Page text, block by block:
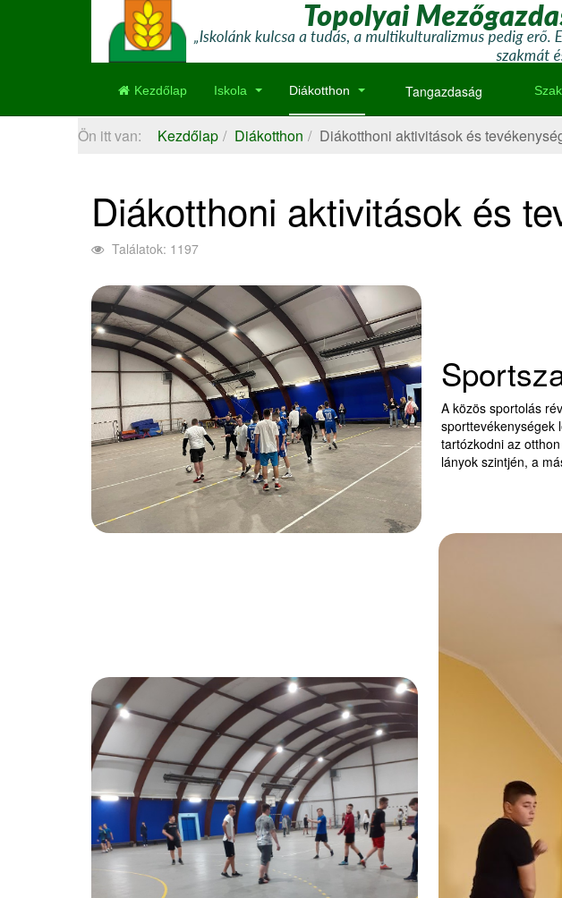
Kezdőlap Iskola Diákotthon Tangazdaság
Ön itt van: Kezdőlap Diákotthon Diákotthoni aktivitások és
Diákotthoni aktivitások és
Találatok: 1197
A közös sportolás
sporttevékenységek
tartózkodni az
lányok szintjén, a